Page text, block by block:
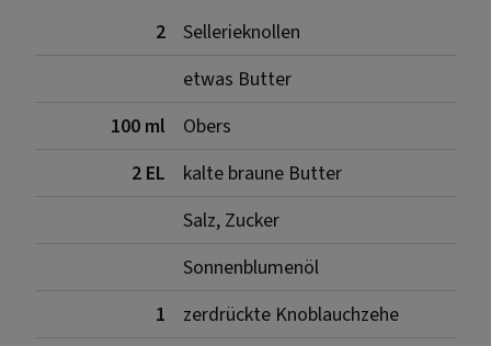
2
Sellerieknollen
etwas Butter
100 ml
Obers
2 EL
kalte braune Butter
Salz, Zucker
Sonnenblumenöl
1
zerdrückte Knoblauchzehe